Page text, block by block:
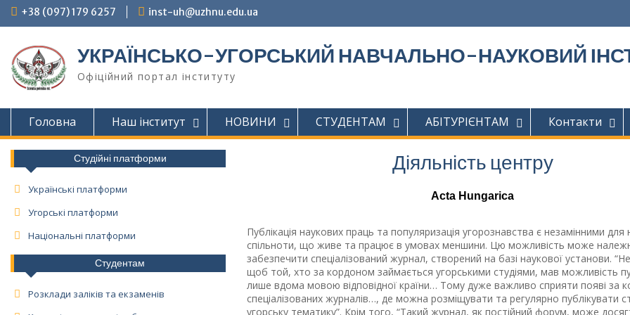
Skip +38 (097) 179 6257 inst-uh@uzhnu.edu.ua
УКРАЇНСЬКО-УГОРСЬКИЙ НАВЧАЛЬНО-НАУКОВИЙ
Офіційний портал інституту
Головна Наш інститут НОВИНИ СТУДЕНТАМ АБІТУРІЄНТАМ Контакти
Діяльність центру
Acta Hungarica
Публікація наукових праць та популяризація угорознавства є незамінними для
спільноти, що живе та працює в умовах меншини. Цю можливість може
забезпечити спеціалізований журнал, створений на базі наукової установи.
щоб той, хто за кордоном займається угорськими студіями, мав можливість
лише вдома мовою відповідної країни… Тому дуже важливо сприяти появі за
спеціалізованих журналів…, де можна розміщувати та регулярно публікувати
угорську тематику”. Крім того, “Такий журнал, як постійний форум, може
Студійні платформи
Українські платформи
Угорські платформи
Національні платформи
Студентам
Розклади заліків та екзаменів